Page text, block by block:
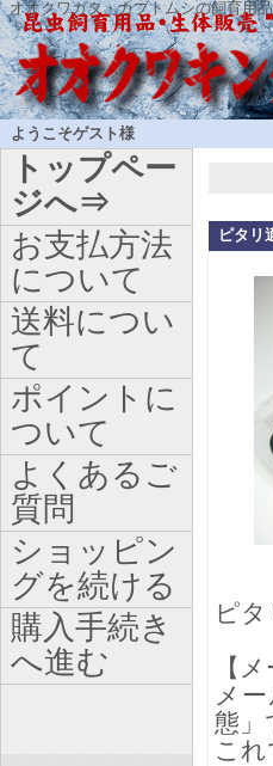
オオクワガタ・カブトムシの飼育用
ようこそゲスト様
ピタリ
ピ
【
メ
態」
こ
トップペー
ジへ⇒
お支払方法
について
送料につい
て
ポイントに
ついて
よくあるご
質問
ショッピン
グを続ける
購入手続き
へ進む